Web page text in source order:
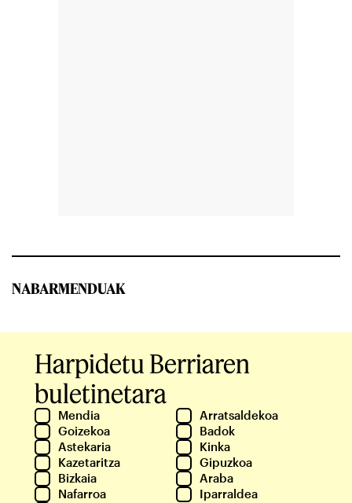
NABARMENDUAK
Harpidetu Berriaren
buletinetara
Mendia
Arratsaldekoa
Goizekoa
Badok
Astekaria
Kinka
Kazetaritza
Gipuzkoa
Bizkaia
Araba
Nafarroa
Iparraldea